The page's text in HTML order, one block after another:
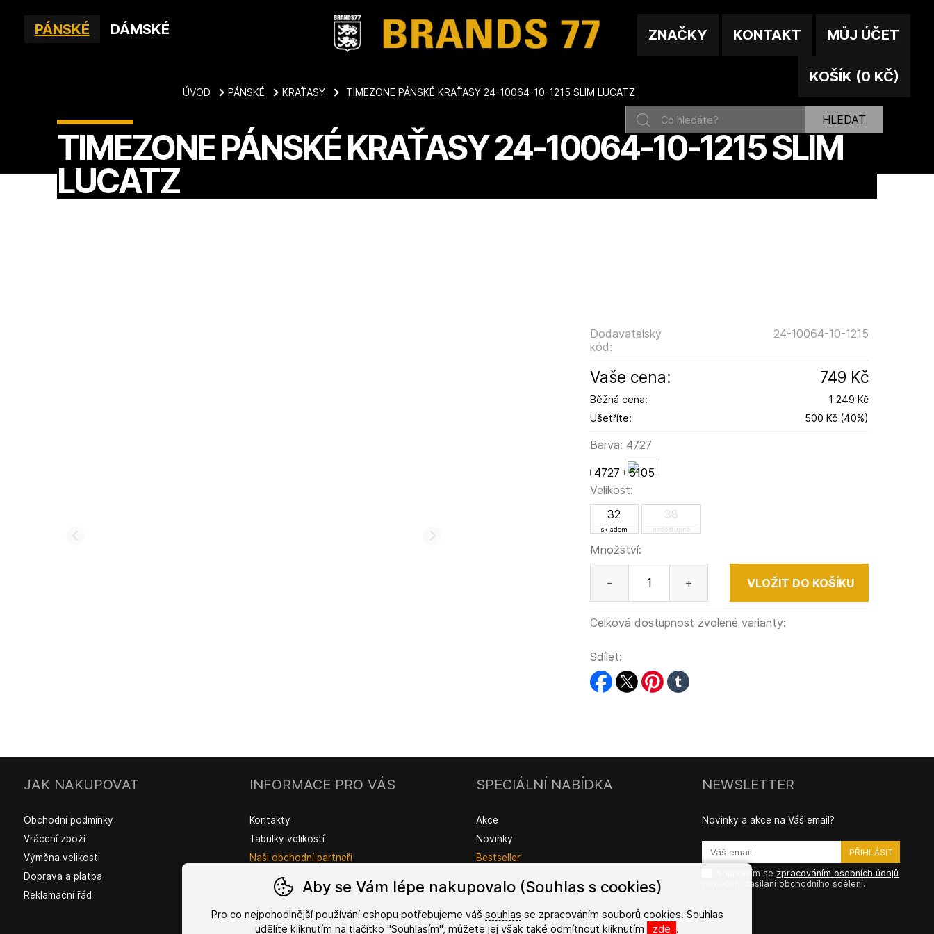
TIMEZONE PÁNSKÉ KRAŤASY 24-10064-10-1215 SLIM
LUCATZ
Dodavatelský
kód:
24-10064-10-1215
Vaše cena: 749 Kč
Běžná cena:
1 249 Kč
Ušetříte:
500 Kč (40%)
Barva: 4727
4727
Velikost:
32
skladem
38
nedostupné
Množství:
- +
Celková dostupnost zvolené varianty:
Sdílet:
facebook
twitterpinterest
tumblr
HLEDAT
ZNAČKY KONTAKT MŮJ ÚČET
KOŠÍK (0 KČ)
ÚVOD PÁNSKÉ KRAŤASY TIMEZONE PÁNSKÉ KRAŤASY 24-10064-10-1215 SLIM LUCATZ
PÁNSKÉ DÁMSKÉ
JAK NAKUPOVAT
Obchodní podmínky
Vrácení zboží
Výměna velikosti
Doprava a platba
Reklamační řád
INFORMACE PRO VÁS
Kontakty
Tabulky velikostí
Naši obchodní partneři
SPECIÁLNÍ NABÍDKA
Akce
Novinky
Bestseller
NEWSLETTER
Novinky a akce na Váš email?
Souhlasím se zpracováním osobních údajů
pro účely zasílání obchodního sdělení.
Aby se Vám lépe nakupovalo (Souhlas s cookies)
Pro co nejpohodlnější používání eshopu potřebujeme váš souhlas se zpracováním souborů cookies. Souhlas
udělíte kliknutím na tlačítko "Souhlasím", můžete jej však také odmítnout kliknutím
zde .